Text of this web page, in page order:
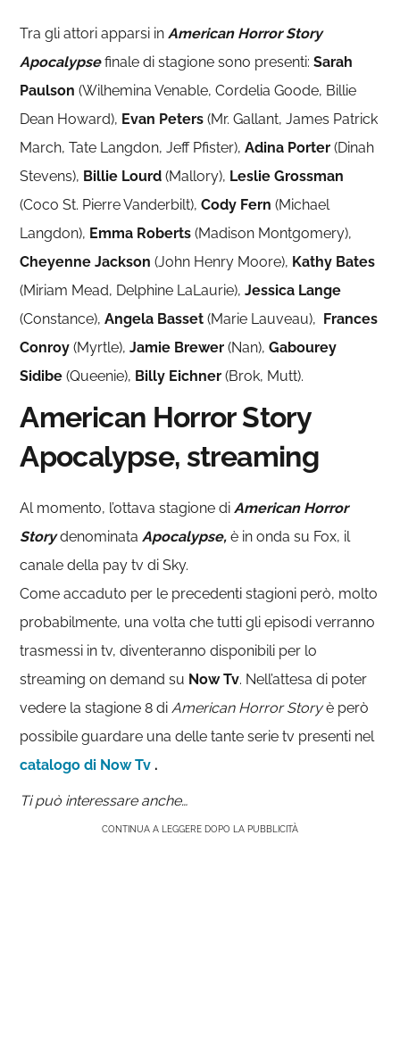
Tra gli attori apparsi inAmerican Horror Story
Apocalypsefinale di stagione sono presenti:Sarah
Paulson (Wilhemina Venable, Cordelia Goode, Billie
Dean Howard), Evan Peters (Mr. Gallant, James Patrick
March, Tate Langdon, Jeff Pfister),Adina Porter (Dinah
Stevens), Billie Lourd (Mallory), Leslie Grossman
(Coco St. Pierre Vanderbilt),Cody Fern (Michael
Langdon), Emma Roberts (Madison Montgomery),
Cheyenne Jackson (John Henry Moore), Kathy Bates
(Miriam Mead, Delphine LaLaurie),Jessica Lange
(Constance),Angela Basset (Marie Lauveau),
Frances
Conroy (Myrtle),Jamie Brewer (Nan),Gabourey
Sidibe (Queenie), Billy Eichner(Brok, Mutt).
American Horror Story
Apocalypse, streaming
Al momento, l’ottava stagione di American Horror
StorydenominataApocalypse, è in onda su Fox, il
canale della pay tv di Sky.
Come accaduto per le precedenti stagioni però, molto
probabilmente, una volta che tutti gli episodi verranno
trasmessi in tv, diventeranno disponibili per lo
streaming on demand su Now Tv. Nell’attesa di poter
vedere la stagione 8 diAmerican Horror Storyè però
possibile guardare una delle tante serie tv presenti nel
catalogo di Now Tv .
Ti può interessare anche…
CONTINUA A LEGGERE DOPO LA PUBBLICITÀ